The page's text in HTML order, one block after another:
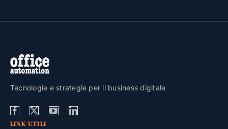
Tecnologie e strategie per il business digitale
LINK UTILI